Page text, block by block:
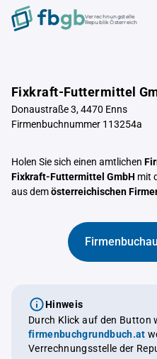
Verrechnungstelle
Republik Österreich
Fixkraft-Futtermittel
Donaustraße 3, 4470 Enns
Firmenbuchnummer 113254a
Holen Sie sich einen amtlichen
Fixkraft-Futtermittel GmbH mit
aus demösterreichischen
Hinweis
Durch Klick auf den Button
firmenbuchgrundbuch.at weitergeleitet, eine offizielle
Verrechnungsstelle der